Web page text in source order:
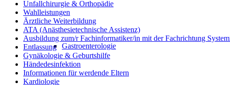
Gastroenterologie
Unfallchirurgie & Orthopädie
Wahlleistungen
Ärztliche Weiterbildung
ATA (Anästhesietechnische Assistenz)
Ausbildung zum/r Fachinformatiker/in mit der Fachrichtung
Entlassung
Gynäkologie & Geburtshilfe
Händedesinfektion
Informationen für werdende Eltern
Kardiologie